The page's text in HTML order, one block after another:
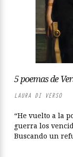
5 poemas de
LAURA DI VERSO
“He vuelto a la
guerra los
Buscando un